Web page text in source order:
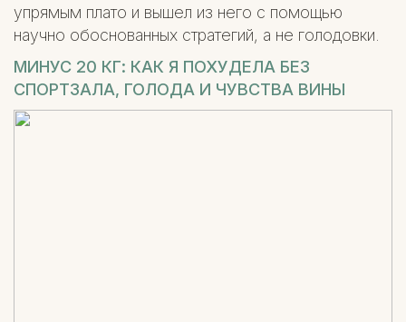
упрямым плато и вышел из него с помощью
научно обоснованных стратегий, а не голодовки.
МИНУС 20 КГ: КАК Я ПОХУДЕЛА БЕЗ
СПОРТЗАЛА, ГОЛОДА И ЧУВСТВА ВИНЫ